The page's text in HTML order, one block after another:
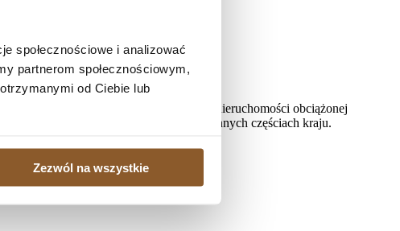
społecznościowe i analizować
partnerom społecznościowym,
od Ciebie lub
Zezwól na wszystkie
wtedy, gdy istnieje potrzeba sprzedaży nieruchomości obciążonej
udzielonych kredytobiorcom także w innych częściach kraju.